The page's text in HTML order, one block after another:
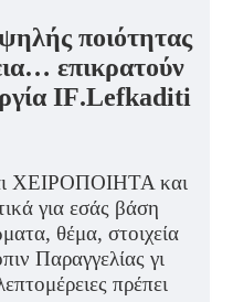
ποιότητας
επικρατούν
IF.Lefkaditi
ΧΕΙΡΟΠΟΙΗΤΑ και
για εσάς βάση
θέμα, στοιχεία
Παραγγελίας γι
πρέπει